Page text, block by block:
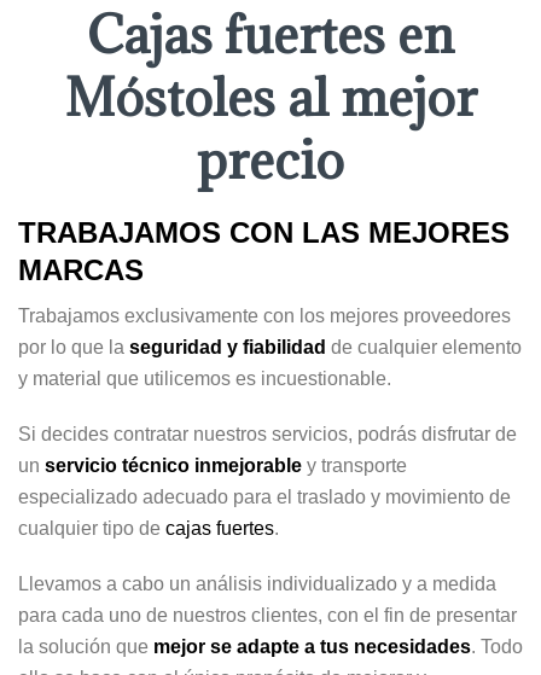
Cajas fuertes en
Móstoles al mejor
precio
TRABAJAMOS CON LAS MEJORES
MARCAS
Trabajamos exclusivamente con los mejores proveedores
por lo que la seguridad y fiabilidad de cualquier elemento
y material que utilicemos es incuestionable.
Si decides contratar nuestros servicios, podrás disfrutar de
un servicio técnico inmejorable y transporte
especializado adecuado para el traslado y movimiento de
cualquier tipo de cajas fuertes.
Llevamos a cabo un análisis individualizado y a medida
para cada uno de nuestros clientes, con el fin de presentar
la solución que mejor se adapte a tus necesidades. Todo